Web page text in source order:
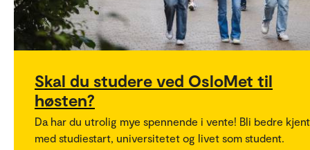
Skal du studere ved OsloMet til
høsten?
Da har du utrolig mye spennende i vente! Bli bedre kjent
med studiestart, universitetet og livet som student.